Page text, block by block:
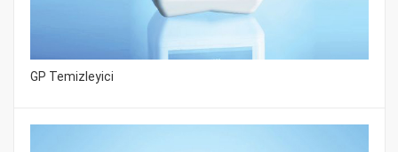
GP Temizleyici